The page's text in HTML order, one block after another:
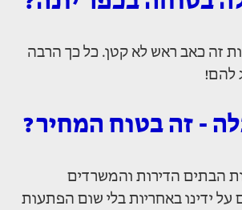
זה כאב ראש לא קטן. כל כך הרבה
להם!
- זה בטוח המחיר?
הבתים הדירות והמשרדים
ידינו באחריות בלי שום הפתעות